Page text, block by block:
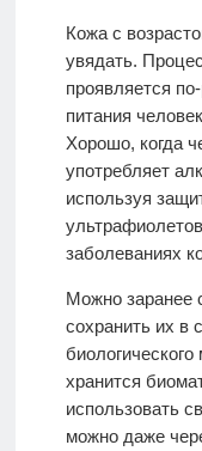
Кожа с
увядать.
проявляется
питания
Хорошо, когда
употребляет
используя
заболеваниях
Можно заранее
сохранить их в
хранится
использовать
можно даже